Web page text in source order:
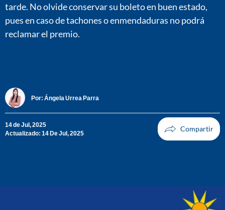
tarde. No olvide conservar su boleto en buen estado,
pues en caso de tachones o enmendaduras no podrá
reclamar el premio.
Por: Ángela Urrea Parra
14 de Jul, 2025
Actualizado: 14 De Jul, 2025